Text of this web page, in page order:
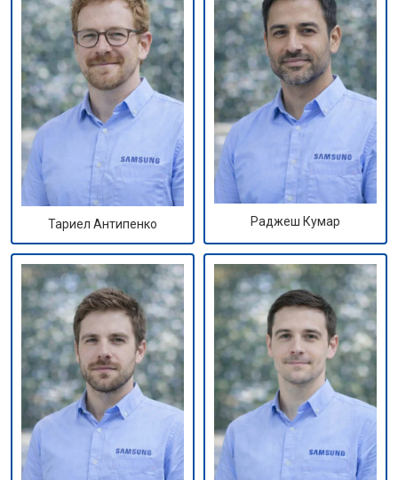
Тариел Антипенко Раджеш Кумар